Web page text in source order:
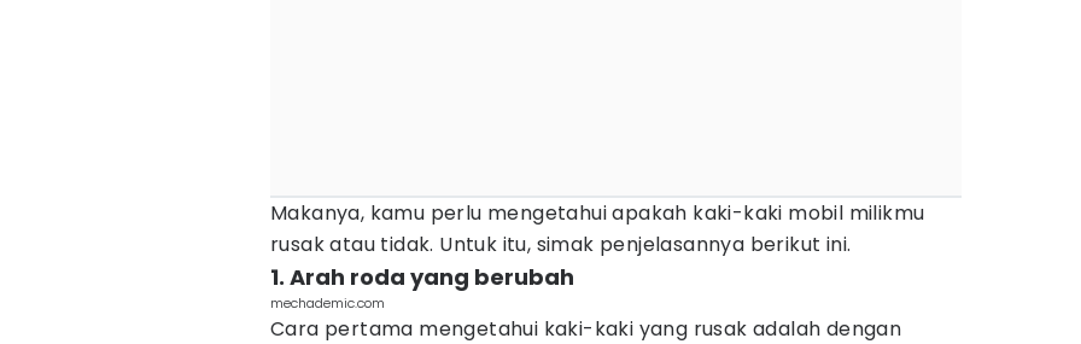
Makanya, kamu perlu mengetahui apakah kaki-kaki mobil milikmu
rusak atau tidak. Untuk itu, simak penjelasannya berikut ini.
1. Arah roda yang berubah
mechademic.com
Cara pertama mengetahui kaki-kaki yang rusak adalah dengan